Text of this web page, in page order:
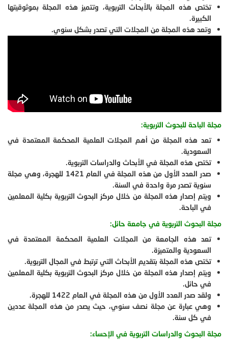
تختص هذه المجلة بالأبحاث التربوية، وتتميز هذه المجلة بموثوقيتها
الكبيرة.
وتعد هذه المجلة من المجلات التي تصدر بشكل سنوي.
مجلة الباحة للبحوث التربوية:
تعد هذه المجلة من أهم المجلات العلمية المحكمة المعتمدة في
السعودية.
تختص هذه المجلة في الأبحاث والدراسات التربوية.
صدر العدد الأول من هذه المجلة في العام 1421 للهجرة، وهي مجلة
سنوية تصدر مرة واحدة في السنة.
ويتم إصدار هذه المجلة من خلال مركز البحوث التربوية بكلية المعلمين
في الباحة.
مجلة البحوث التربوية في جامعة حائل:
تعد هذه الجامعة من المجلات العلمية المحكمة المعتمدة في
السعودية والمتميزة.
تختص هذه المجلة بتقديم الأبحاث التي ترتبط في المجال التربوية.
ويتم إصدار هذه المجلة من خلال مركز البحوث التربوية بكلية المعلمين
في حائل.
ولقد صدر العدد الأول من هذه المجلة في العام 1422 للهجرة.
وهي عبارة عن مجلة نصف سنوي، حيث يصدر من هذه المجلة عددين
في كل سنة.
مجلة البحوث والدراسات التربوية في الإحساء: